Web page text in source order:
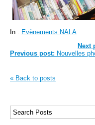
In : Evènements NALA
Next
Previous post: Nouvelles
« Back to posts